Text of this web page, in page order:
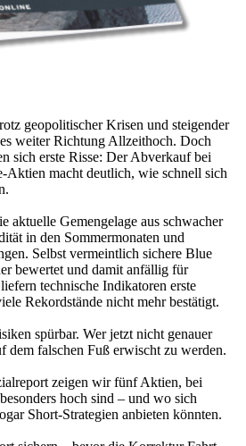
geopolitischer Krisen und steigender
weiter Richtung Allzeithoch. Doch
sich erste Risse: Der Abverkauf bei
Aktien macht deutlich, wie schnell sich
aktuelle Gemengelage aus schwacher
in den Sommermonaten und
Selbst vermeintlich sichere Blue
bewertet und damit anfällig für
technische Indikatoren erste
Rekordstände nicht mehr bestätigt.
spürbar. Wer jetzt nicht genauer
dem falschen Fuß erwischt zu werden.
zeigen wir fünf Aktien, bei
hoch sind – und wo sich
Short-Strategien anbieten könnten.